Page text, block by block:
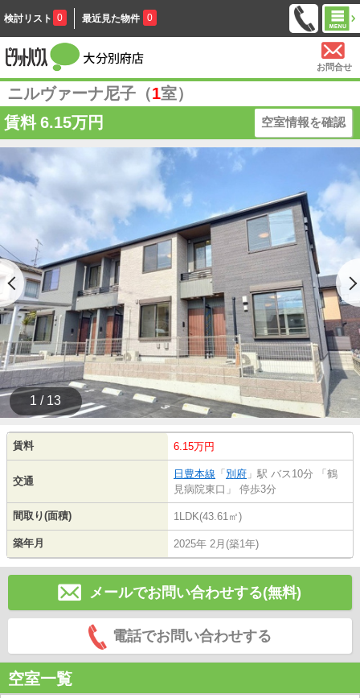
検討リスト 0 最近見た物件 0
お問合せ
ニルヴァーナ尼子（1室）
賃料 6.15万円 空室情報を確認
1 / 13
賃料 6.15万円
交通
日豊本線 「 別府 」駅 バス10分 「鶴
見病院東口」 停歩3分
間取り(面積) 1LDK(43.61㎡)
築年月 2025年 2月(築1年)
メールでお問い合わせする(無料)
電話でお問い合わせする
空室一覧